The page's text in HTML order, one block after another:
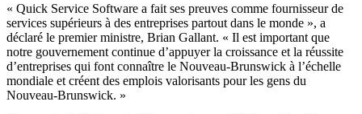
« Quick Service Software a fait ses preuves comme fournisseur de
services supérieurs à des entreprises partout dans le monde », a
déclaré le premier ministre, Brian Gallant. « Il est important que
notre gouvernement continue d’appuyer la croissance et la réussite
d’entreprises qui font connaître le Nouveau-Brunswick à l’échelle
mondiale et créent des emplois valorisants pour les gens du
Nouveau-Brunswick. »